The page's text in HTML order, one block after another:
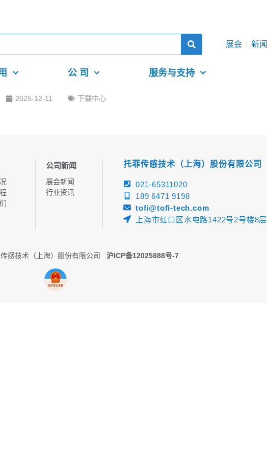
展会 新闻
公 司 服务与支持
2025-12-11 下载中心
公司新闻
展会新闻
行业资讯
托菲传感技术（上海）股份有限公司
021-65311020
189 6471 9198
tofi@tofi-tech.com
上海市虹口区水电路1422号2号楼8层
感技术（上海）股份有限公司 沪ICP备12025888号-7